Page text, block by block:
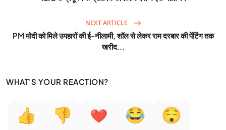
NEXT ARTICLE
PM मोदी को मिले उपहारों की ई-नीलामी, शॉल से लेकर राम दरबार की पेंटिंग तक
खरीद...
WHAT'S YOUR REACTION?